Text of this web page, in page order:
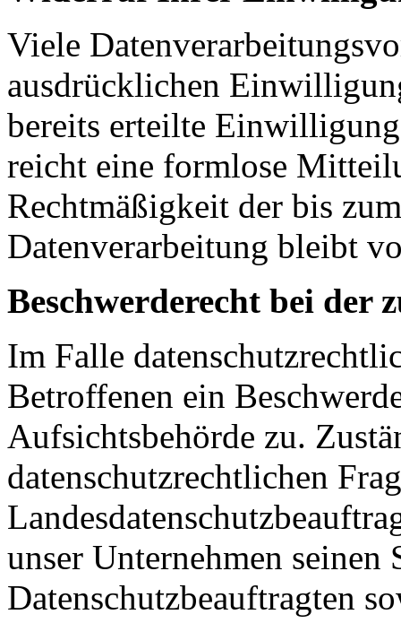
Viele
ausdrücklichen
bereits erteilte
reicht eine formlose
Rechtmäßigkeit der bis
Datenverarbeitung bleibt
Beschwerderecht bei der
Im Falle
Betroffenen ein
Aufsichtsbehörde zu.
datenschutzrechtlichen
unser Unternehmen
Datenschutzbeauftragten